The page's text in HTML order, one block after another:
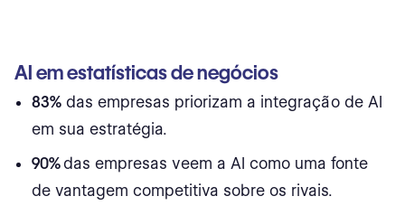
AI em estatísticas de negócios
83% das empresas priorizam a integração de AI
em sua estratégia.
90% das empresas veem a AI como uma fonte
de vantagem competitiva sobre os rivais.